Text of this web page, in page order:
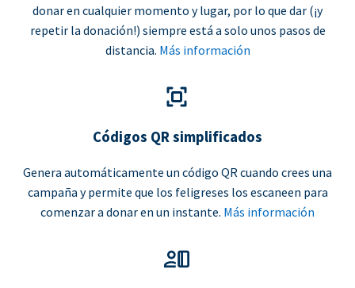
donar en cualquier momento y lugar, por lo que dar (¡y
repetir la donación!) siempre está a solo unos pasos de
distancia. Más información
Códigos QR simplificados
Genera automáticamente un código QR cuando crees una
campaña y permite que los feligreses los escaneen para
comenzar a donar en un instante. Más información